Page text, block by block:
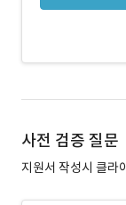
사전 검증 질문
지원서 작성시 클라